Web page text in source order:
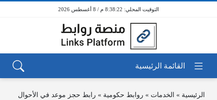
8:38:22 م / 8 أغسطس 2026
الرئيسية » الخدمات » روابط حكومية » رابط حجز موعد في الأحوال